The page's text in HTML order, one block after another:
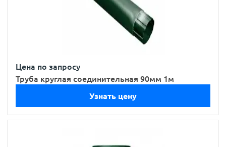
Цена по запросу
Труба круглая соединительная 90мм 1м
Узнать цену